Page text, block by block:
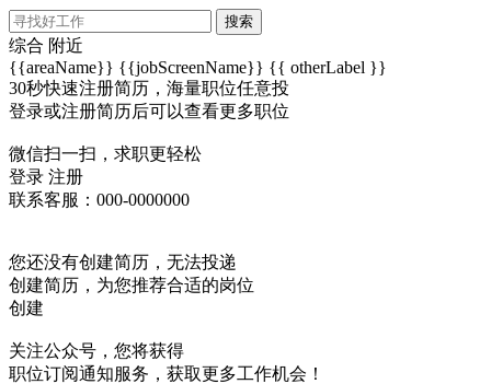
搜索
综合 附近
{{areaName}} {{jobScreenName}} {{ otherLabel }}
30秒快速注册简历，海量职位任意投
登录或注册简历后可以查看更多职位
微信扫一扫，求职更轻松
登录 注册
联系客服：000-0000000
您还没有创建简历，无法投递
创建简历，为您推荐合适的岗位
创建
关注公众号，您将获得
职位订阅通知服务，获取更多工作机会！